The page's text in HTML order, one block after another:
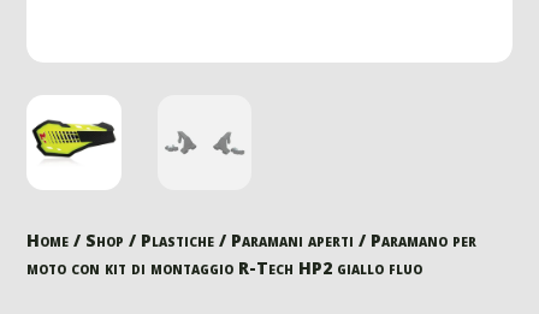
Home / Shop / Plastiche / Paramani aperti / Paramano per
moto con kit di montaggio R-Tech HP2 giallo fluo